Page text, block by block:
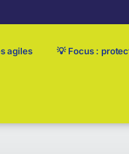
agiles 💡 Focus :